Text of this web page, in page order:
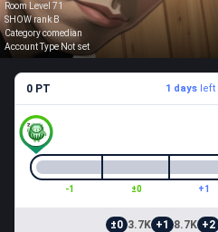
Room Level 71
SHOW rank B
Category comedian
Account Type Not set
0 PT 1 daysleft
-1 ±0 +1
±0 3.7K +1 8.7K +2